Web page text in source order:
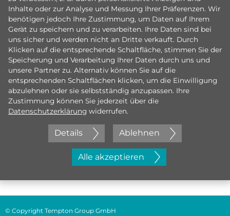
Jetzt initiativ bewerben
Inhalte oder zur Analyse und Messung Ihrer Präferenzen. Wir
benötigen jedoch Ihre Zustimmung, um Daten auf Ihrem
Gerät zu speichern und zu verarbeiten. Ihre Daten sind bei
uns sicher und werden nicht an Dritte verkauft. Durch
Klicken auf die entsprechende Schaltfläche, stimmen Sie der
Speicherung und Verarbeitung Ihrer Daten durch uns und
unsere Partner zu. Alternativ können Sie auf die
entsprechenden Schaltflächen klicken, um die Einwilligung
abzulehnen oder sie selbstständig anzupassen. Ihre
Zustimmung können Sie jederzeit über die
Datenschutzerklärung widerrufen.
Details Ablehnen
Alle akzeptieren
© Copyright Tempton Group GmbH